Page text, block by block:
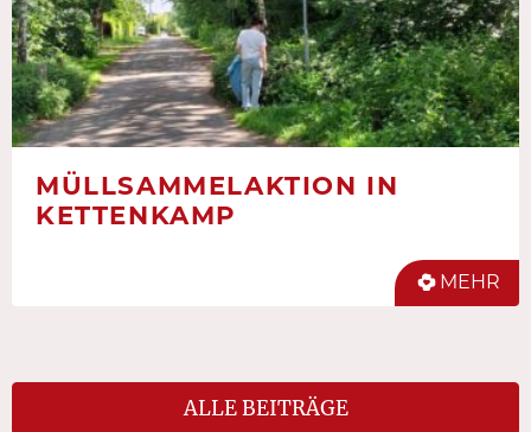
MÜLLSAMMELAKTION IN
KETTENKAMP
MEHR
ALLE BEITRÄGE